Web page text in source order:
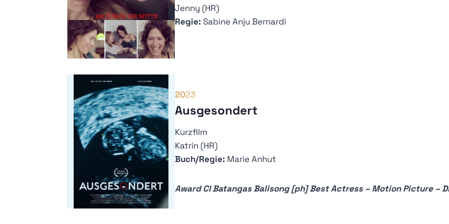
Jenny (HR)
Regie: Sabine Anju Bernardi
2023
Ausgesondert
Kurzfilm
Katrin (HR)
Buch/Regie: Marie Anhut
Award CI Batangas Balisong [ph] Best Actress – Motion Picture –